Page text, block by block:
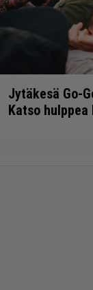
Jytäkesä Go-
Katso